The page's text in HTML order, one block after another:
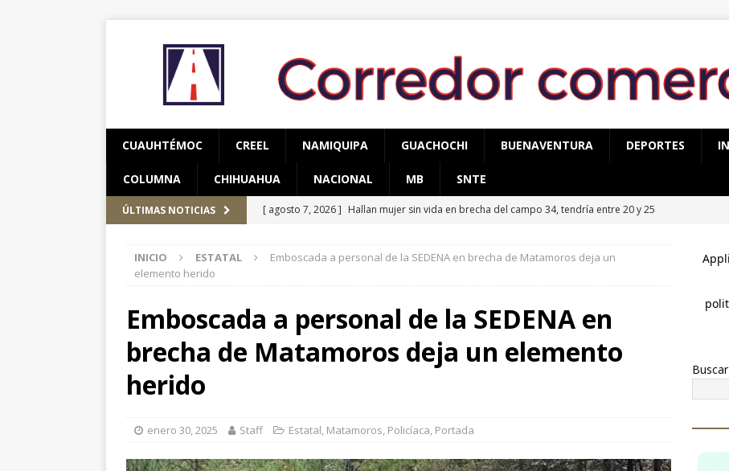
CUAUHTÉMOC CREEL NAMIQUIPA GUACHOCHI BUENAVENTURA DEPORTES
COLUMNA CHIHUAHUA NACIONAL MB SNTE
ÚLTIMAS NOTICIAS [ agosto 7, 2026 ]
¡Celebremos la riqueza, la historia y las tradiciones de
[ agosto 6, 2026 ] Recupera AEI Occidente una pick up Nissan con reporte de robo
[ agosto 6, 2026 ] En operativo contra el narcomenudeo, detienen a tres hombres y
una mujer
CUAUHTÉMOC
[ agosto 7, 2026 ] Hallan mujer sin vida en brecha del campo 34, tendría entre 20 y 25
INICIO ESTATAL
Emboscada a personal de la SEDENA en brecha de Matamoros deja un
elemento herido
Emboscada a personal de la SEDENA en
brecha de Matamoros deja un elemento
herido
enero 30, 2025 Staff Estatal, Matamoros, Policíaca, Portada
Buscar